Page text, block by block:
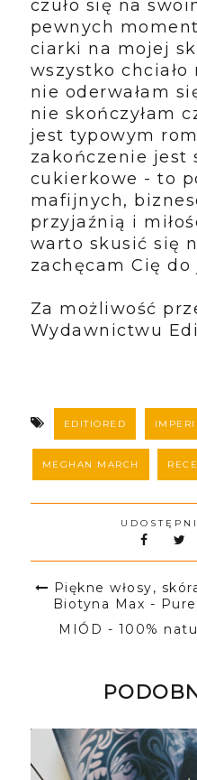
czuło się na
pewnych
ciarki na mojej
wszystko
nie oderwałam
nie skończyłam
jest typowym
zakończenie jest
cukierkowe - to
mafijnych,
przyjaźnią i
warto skusić się
zachęcam Cię
Za możliwość
Wydawnictwu
EDITIORED
MEGHAN MARCH
Piękne włosy,
Biotyna Max -
MIÓD - 100%